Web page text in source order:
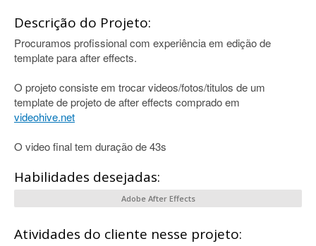
Descrição do Projeto:
Procuramos profissional com experiência em edição de
template para after effects.
O projeto consiste em trocar videos/fotos/titulos de um
template de projeto de after effects comprado em
videohive.net
O video final tem duração de 43s
Habilidades desejadas:
Adobe After Effects
Atividades do cliente nesse projeto: